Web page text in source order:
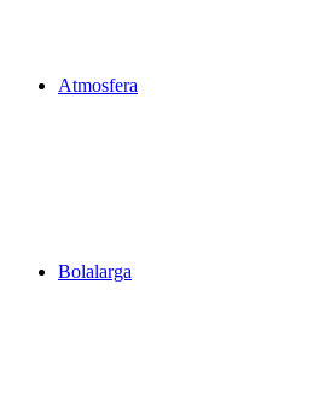
Atmosfera
Bolalarga